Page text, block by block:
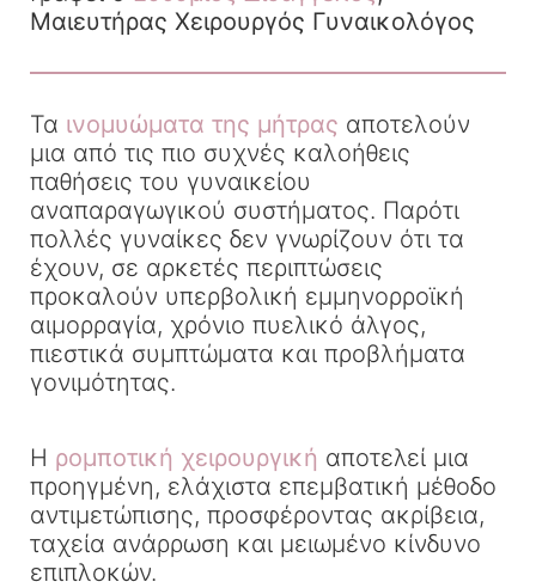
Μαιευτήρας Χειρουργός Γυναικολόγος
Τα ινομυώματα της μήτρας αποτελούν
μια από τις πιο συχνές καλοήθεις
παθήσεις του γυναικείου
αναπαραγωγικού συστήματος. Παρότι
πολλές γυναίκες δεν γνωρίζουν ότι τα
έχουν, σε αρκετές περιπτώσεις
προκαλούν υπερβολική εμμηνορροϊκή
αιμορραγία, χρόνιο πυελικό άλγος,
πιεστικά συμπτώματα και προβλήματα
γονιμότητας.
Η ρομποτική χειρουργική αποτελεί μια
προηγμένη, ελάχιστα επεμβατική μέθοδο
αντιμετώπισης, προσφέροντας ακρίβεια,
ταχεία ανάρρωση και μειωμένο κίνδυνο
επιπλοκών.